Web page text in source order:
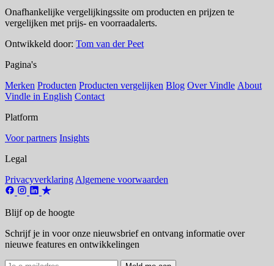
Onafhankelijke vergelijkingssite om producten en prijzen te
vergelijken met prijs- en voorraadalerts.
Ontwikkeld door: Tom van der Peet
Pagina's
Merken Producten Producten vergelijken Blog Over Vindle About
Vindle in English Contact
Platform
Voor partners Insights
Legal
Privacyverklaring Algemene voorwaarden
Blijf op de hoogte
Schrijf je in voor onze nieuwsbrief en ontvang informatie over
nieuwe features en ontwikkelingen